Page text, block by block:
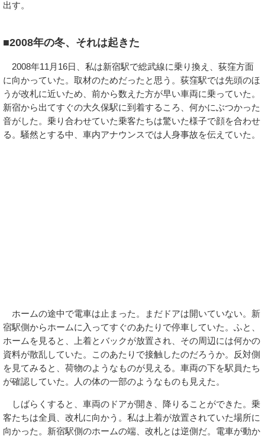
出す。
■2008年の冬、それは起きた
2008年11月16日、私は新宿駅で総武線に乗り換え、荻窪方面
に向かっていた。取材のためだったと思う。荻窪駅では先頭のほ
うが改札に近いため、前から数えた方が早い車両に乗っていた。
新宿から出てすぐの大久保駅に到着するころ、何かにぶつかった
音がした。乗り合わせていた乗客たちは驚いた様子で顔を合わせ
る。騒然とする中、車内アナウンスでは人身事故を伝えていた。
ホームの途中で電車は止まった。まだドアは開いていない。新
宿駅側からホームに入ってすぐのあたりで停車していた。ふと、
ホームを見ると、上着とバックが放置され、その周辺には何かの
資料が散乱していた。このあたりで接触したのだろうか。反対側
を見てみると、荷物のようなものが見える。車両の下を駅員たち
が確認していた。人の体の一部のようなものも見えた。
しばらくすると、車両のドアが開き、降りることができた。乗
客たちは全員、改札に向かう。私は上着が放置されていた場所に
向かった。新宿駅側のホームの端、改札とは逆側だ。電車が動か